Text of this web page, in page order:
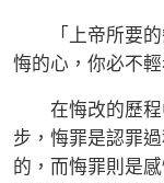
「上帝所要的
悔的心，你必不輕
在悔改的歷程
步，悔罪是認罪
的，而悔罪則是